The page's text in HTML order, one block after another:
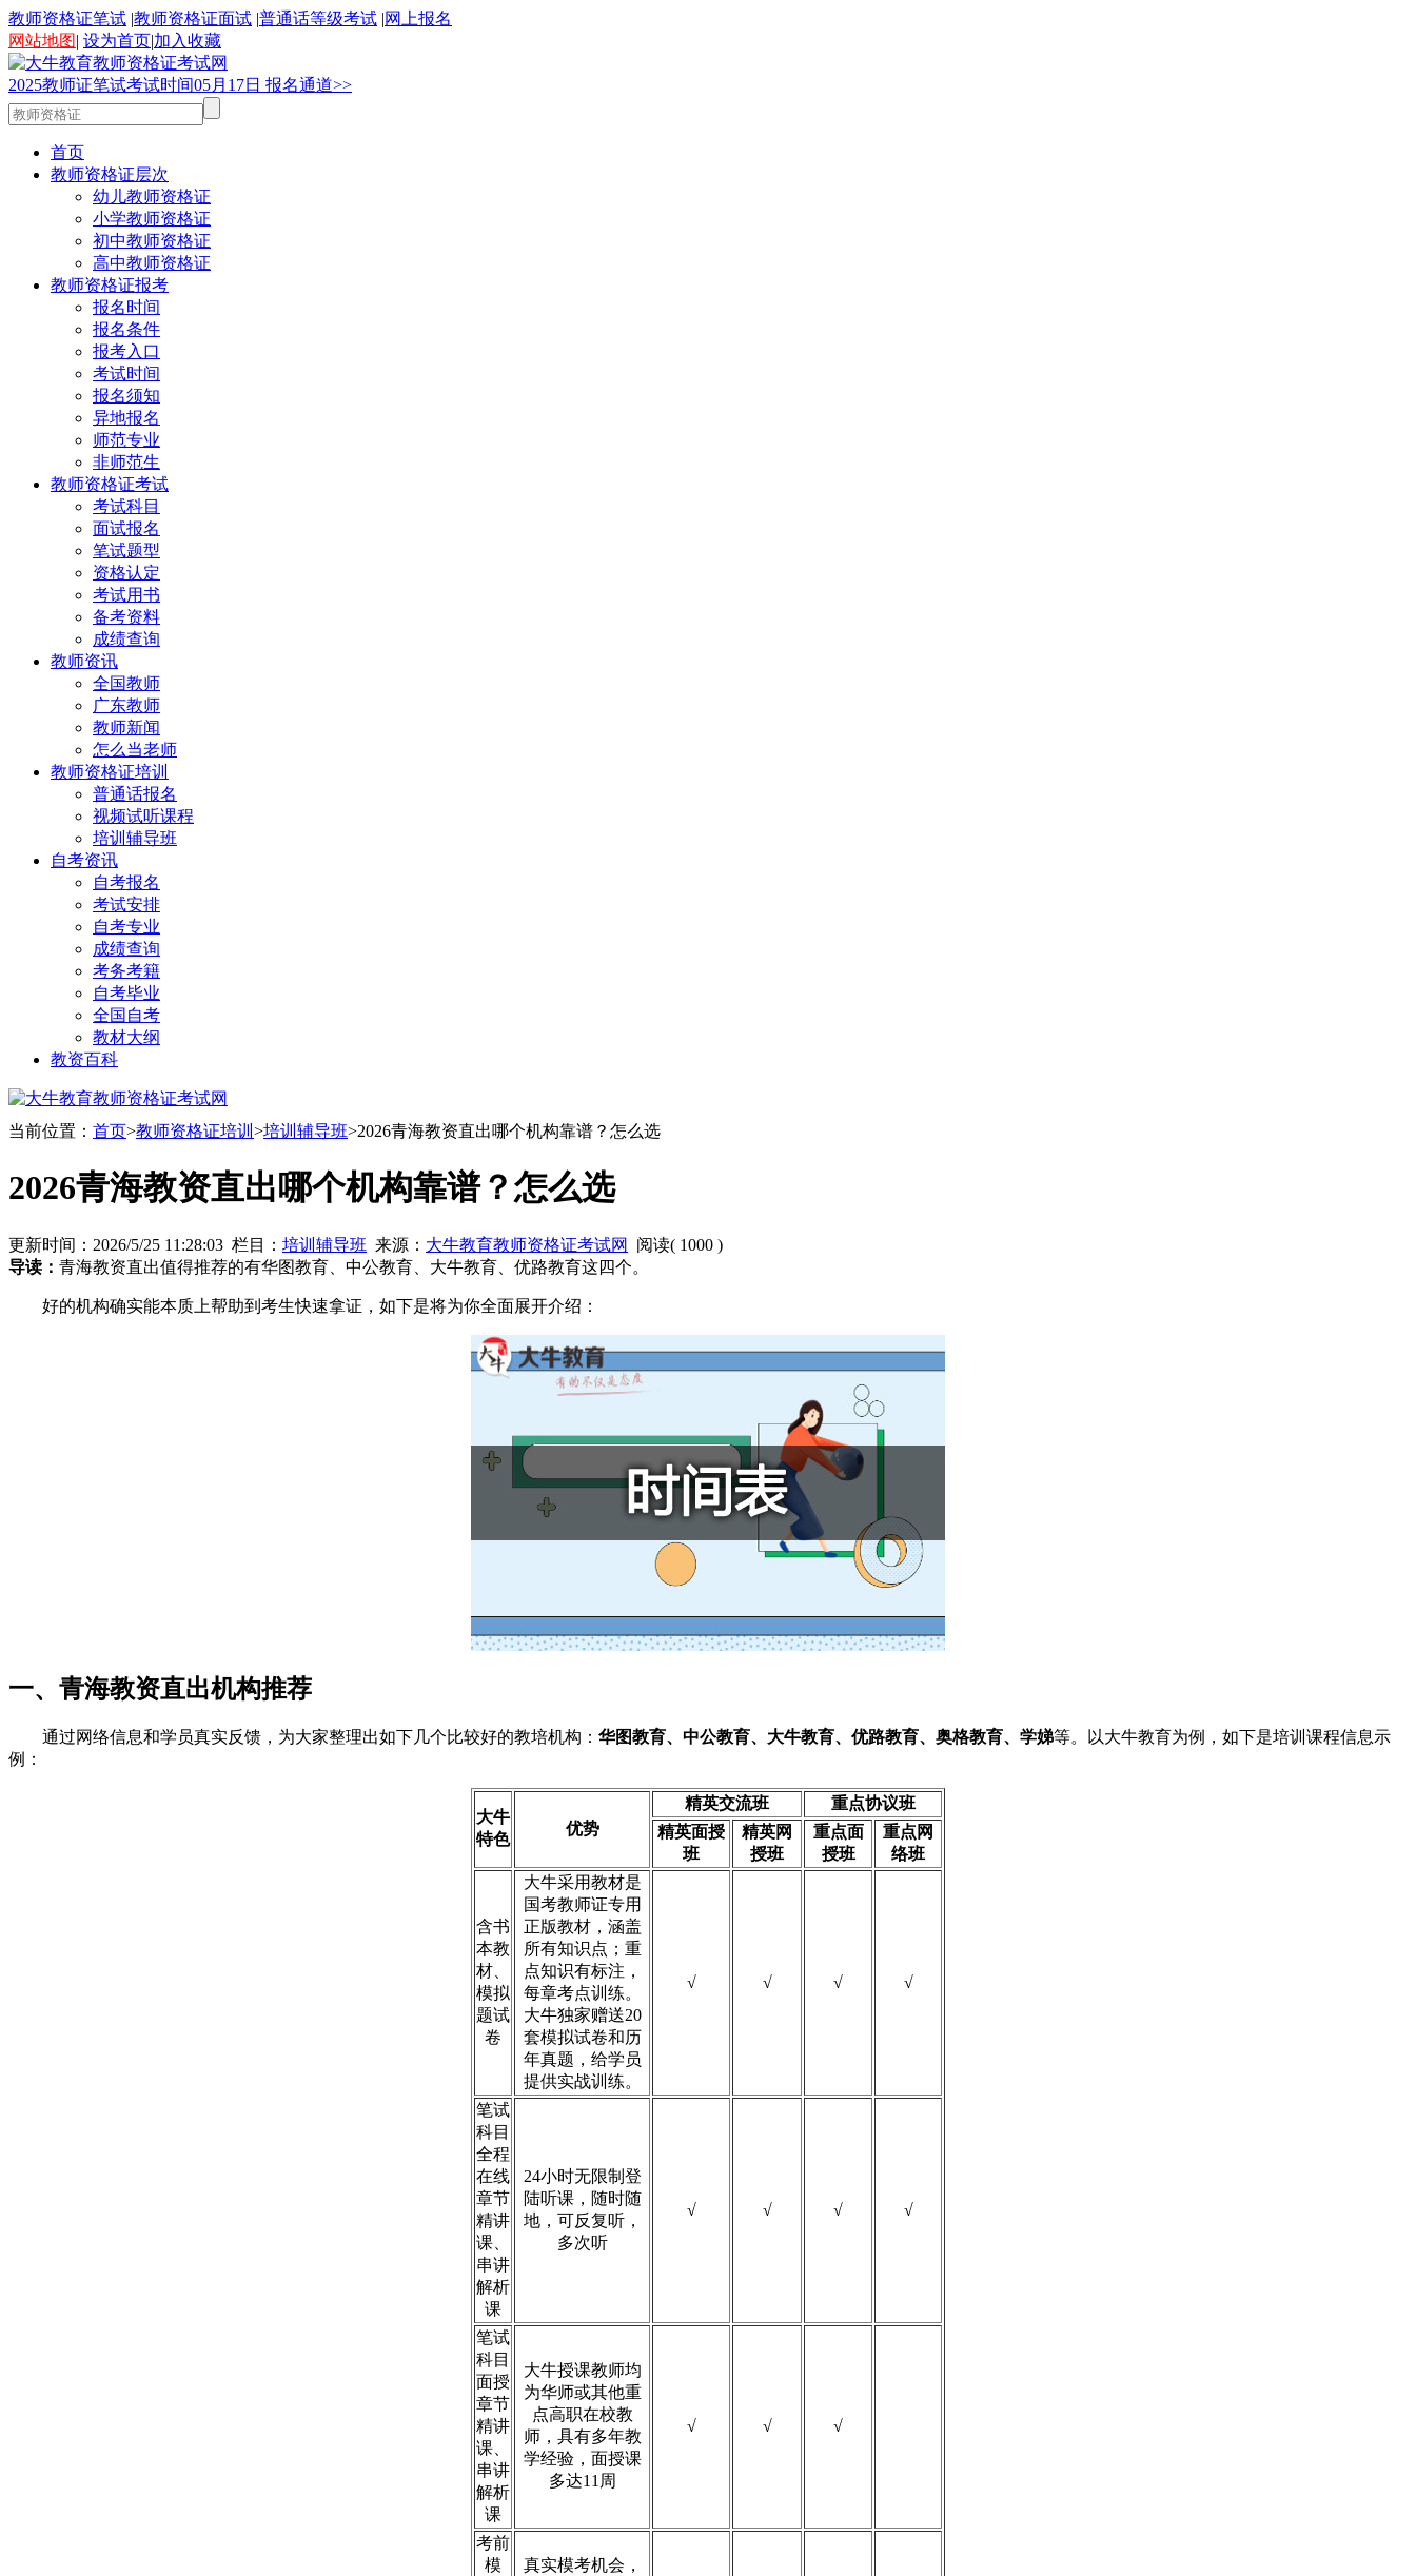
教师资格证笔试 |教师资格证面试 |普通话等级考试 |网上报名
网站地图| 设为首页|加入收藏
2025教师证笔试考试时间05月 17日 报名通道>>
首页
教师资格证层次
幼儿教师资格证
小学教师资格证
初中教师资格证
高中教师资格证
教师资格证报考
报名时间
报名条件
报考入口
考试时间
报名须知
异地报名
师范专业
非师范生
教师资格证考试
考试科目
面试报名
笔试题型
资格认定
考试用书
备考资料
成绩查询
教师资讯
全国教师
广东教师
教师新闻
怎么当老师
教师资格证培训
普通话报名
视频试听课程
培训辅导班
自考资讯
自考报名
考试安排
自考专业
成绩查询
考务考籍
自考毕业
全国自考
教材大纲
教资百科
当前位置： 首页>教师资格证培训 >培训辅导班>2026青海教资直出哪个机构靠谱？怎么选
2026青海教资直出哪个机构靠谱？怎么选
更新时间：2026/5/25 11:28:03 栏目： 培训辅导班 来源： 大牛教育教师资格证考试网 阅读( 1000 )
导读： 青海教资直出值得推荐的有华图教育、中公教育、大牛教育、优路教育这四个。
好的机构确实能本质上帮助到考生快速拿证，如下是将为你全面展开介绍：
一、青海教资直出机构推荐
通过网络信息和学员真实反馈，为大家整理出如下几个比较好的教培机构： 华图教育、中公教育、大牛教育、优路教育、奥格教育、学娣等。以大牛教育为例，如下是培训课程信息示
例：
大牛
特色
优势
精英交流班
重点协议班
精英面授
班
精英网
授班
重点面
授班
重点网
络班
含书
本教
材、
模拟
题试
卷
大牛采用教材是
国考教师证专用
正版教材，涵盖
所有知识点；重
点知识有标注，
每章考点训练。
大牛独家赠送20
套模拟试卷和历
年真题，给学员
提供实战训练。
√ √ √ √
笔试
科目
全程
在线
章节
精讲
课、
串讲
解析
课
24小时无限制登
陆听课，随时随
地，可反复听，
多次听
√ √ √ √
笔试
科目
面授
章节
精讲
课、
串讲
解析
课
大牛授课教师均
为华师或其他重
点高职在校教
师，具有多年教
学经验，面授课
多达11周
√ √ √
考前
模
真实模考机会，